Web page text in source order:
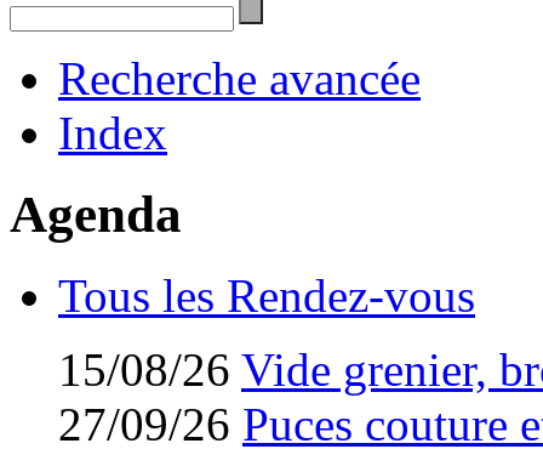
Recherche avancée
Index
Agenda
Tous les Rendez-vous
15/08/26 Vide grenier,
27/09/26 Puces couture